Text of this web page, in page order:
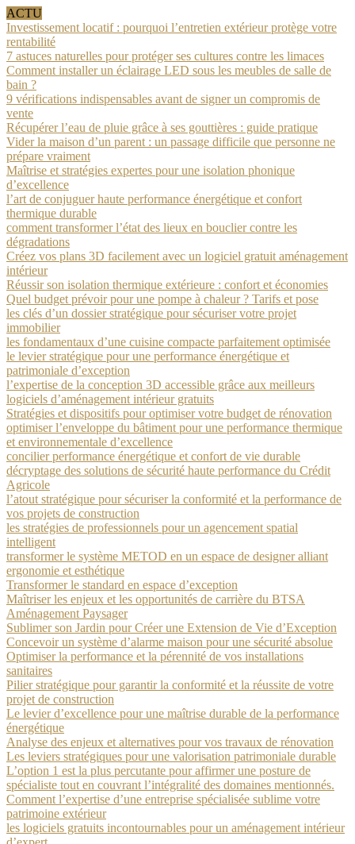
ACTU
Investissement locatif : pourquoi l’entretien extérieur protège votre
rentabilité
7 astuces naturelles pour protéger ses cultures contre les limaces
Comment installer un éclairage LED sous les meubles de salle de
bain ?
9 vérifications indispensables avant de signer un compromis de
vente
Récupérer l’eau de pluie grâce à ses gouttières : guide pratique
Vider la maison d’un parent : un passage difficile que personne ne
prépare vraiment
Maîtrise et stratégies expertes pour une isolation phonique
d’excellence
l’art de conjuguer haute performance énergétique et confort
thermique durable
comment transformer l’état des lieux en bouclier contre les
dégradations
Créez vos plans 3D facilement avec un logiciel gratuit aménagement
intérieur
Réussir son isolation thermique extérieure : confort et économies
Quel budget prévoir pour une pompe à chaleur ? Tarifs et pose
les clés d’un dossier stratégique pour sécuriser votre projet
immobilier
les fondamentaux d’une cuisine compacte parfaitement optimisée
le levier stratégique pour une performance énergétique et
patrimoniale d’exception
l’expertise de la conception 3D accessible grâce aux meilleurs
logiciels d’aménagement intérieur gratuits
Stratégies et dispositifs pour optimiser votre budget de rénovation
optimiser l’enveloppe du bâtiment pour une performance thermique
et environnementale d’excellence
concilier performance énergétique et confort de vie durable
décryptage des solutions de sécurité haute performance du Crédit
Agricole
l’atout stratégique pour sécuriser la conformité et la performance de
vos projets de construction
les stratégies de professionnels pour un agencement spatial
intelligent
transformer le système METOD en un espace de designer alliant
ergonomie et esthétique
Transformer le standard en espace d’exception
Maîtriser les enjeux et les opportunités de carrière du BTSA
Aménagement Paysager
Sublimer son Jardin pour Créer une Extension de Vie d’Exception
Concevoir un système d’alarme maison pour une sécurité absolue
Optimiser la performance et la pérennité de vos installations
sanitaires
Pilier stratégique pour garantir la conformité et la réussite de votre
projet de construction
Le levier d’excellence pour une maîtrise durable de la performance
énergétique
Analyse des enjeux et alternatives pour vos travaux de rénovation
Les leviers stratégiques pour une valorisation patrimoniale durable
L’option 1 est la plus percutante pour affirmer une posture de
spécialiste tout en couvrant l’intégralité des domaines mentionnés.
Comment l’expertise d’une entreprise spécialisée sublime votre
patrimoine extérieur
les logiciels gratuits incontournables pour un aménagement intérieur